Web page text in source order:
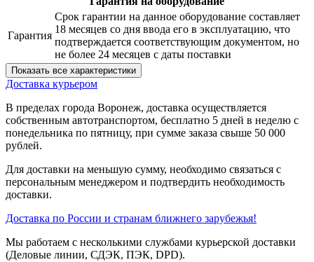
Гарантия
Срок гарантии на данное оборудование составляет
18 месяцев со дня ввода его в эксплуатацию, что
подтверждается соответствующим документом, но
не более 24 месяцев с даты поставки
Показать все характеристики
Доставка курьером
В пределах города Воронеж, доставка осуществляется
собственным автотранспортом, бесплатно 5 дней в неделю с
понедельника по пятницу, при сумме заказа свыше 50 000
рублей.
Для доставки на меньшую сумму, необходимо связаться с
персональным менеджером и подтвердить необходимость
доставки.
Доставка по России и странам ближнего зарубежья!
Мы работаем с несколькими службами курьерской доставки
(Деловые линии, СДЭК, ПЭК, DPD).